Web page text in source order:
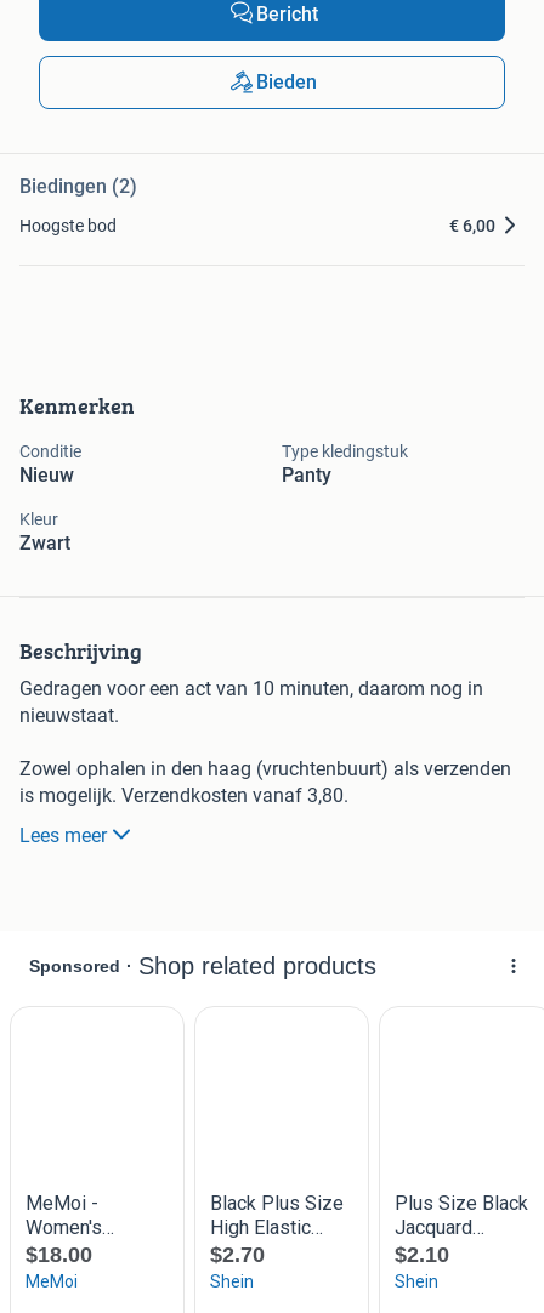
Kenmerken
Conditie
Nieuw
Type kledingstuk
Panty
Kleur
Zwart
Beschrijving
Gedragen voor een act van 10 minuten, daarom nog in
nieuwstaat.
Zowel ophalen in den haag (vruchtenbuurt) als verzenden
is mogelijk. Verzendkosten vanaf 3,80.
Klik op "bekijk meer advertenties" voor een overzicht van al
Lees meer
Bericht
Bieden
Biedingen (2)
Hoogste bod € 6,00